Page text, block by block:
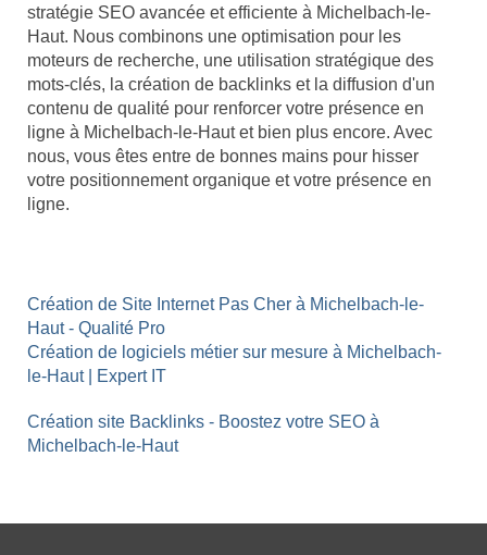
stratégie SEO avancée et efficiente à Michelbach-le-
Haut. Nous combinons une optimisation pour les
moteurs de recherche, une utilisation stratégique des
mots-clés, la création de backlinks et la diffusion d'un
contenu de qualité pour renforcer votre présence en
ligne à Michelbach-le-Haut et bien plus encore. Avec
nous, vous êtes entre de bonnes mains pour hisser
votre positionnement organique et votre présence en
ligne.
Création de Site Internet Pas Cher à Michelbach-le-
Haut - Qualité Pro
Création de logiciels métier sur mesure à Michelbach-
le-Haut | Expert IT
Création site Backlinks - Boostez votre SEO à
Michelbach-le-Haut